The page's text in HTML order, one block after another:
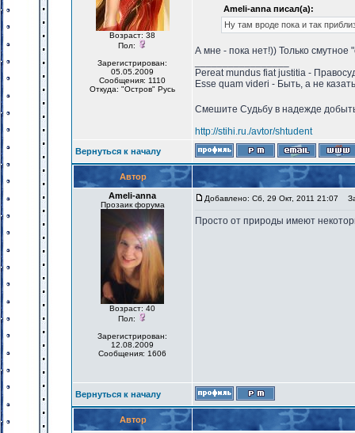
Возраст: 38
Пол:
Зарегистрирован:
05.05.2009
Сообщения: 1110
Откуда: "Остров" Русь
Ameli-anna писал(а):
Ну там вроде пока и так
А мне - пока нет!)) Только смутное
Pereat mundus fiat justitia -
Esse quam videri - Быть, а не
Смешите Судьбу в надежде
http://stihi.ru./avtor/shtudent
Вернуться к началу
Автор
Ameli-anna
Прозаик форума
Возраст: 40
Пол:
Зарегистрирован:
12.08.2009
Сообщения: 1606
Добавлено: Сб, 29 Окт, 2011 21:07
Просто от природы имеют
Вернуться к началу
Автор